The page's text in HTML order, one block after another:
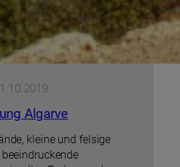
Algarve
kleine und felsige